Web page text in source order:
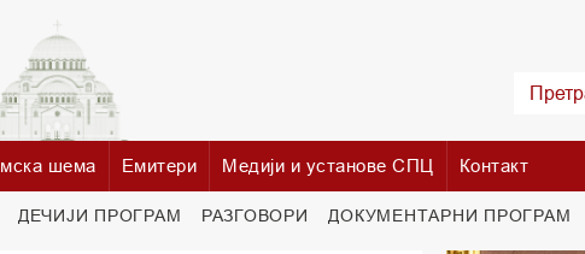
шема Емитери Медији и установе СПЦ Контакт
ДЕЧИЈИ ПРОГРАМ РАЗГОВОРИ ДОКУМЕНТАРНИ ПРОГРАМ